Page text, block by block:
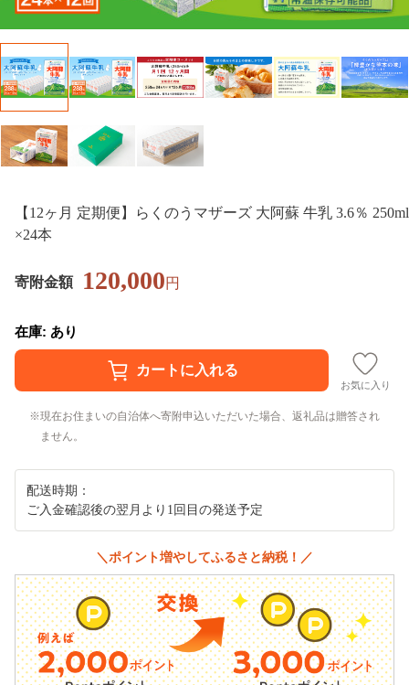
【12ヶ月 定期便】らくのうマザーズ 大阿蘇 牛乳 3.6％ 250ml
×24本
寄附金額 120,000円
在庫: あり
お気に入り
現在お住まいの自治体へ寄附申込いただいた場合、返礼品は贈答され
ません。
配送時期：
ご入金確認後の翌月より1回目の発送予定
＼ポイント増やしてふるさと納税！／